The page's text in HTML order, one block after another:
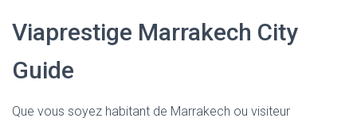
Viaprestige Marrakech City
Guide
Que vous soyez habitant de Marrakech ou visiteur